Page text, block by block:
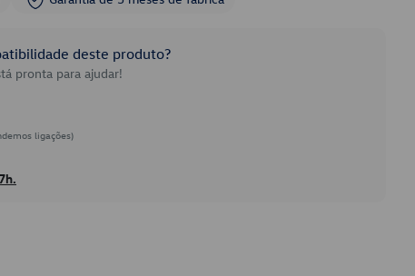
deste produto?
pronta para ajudar!
ligações)